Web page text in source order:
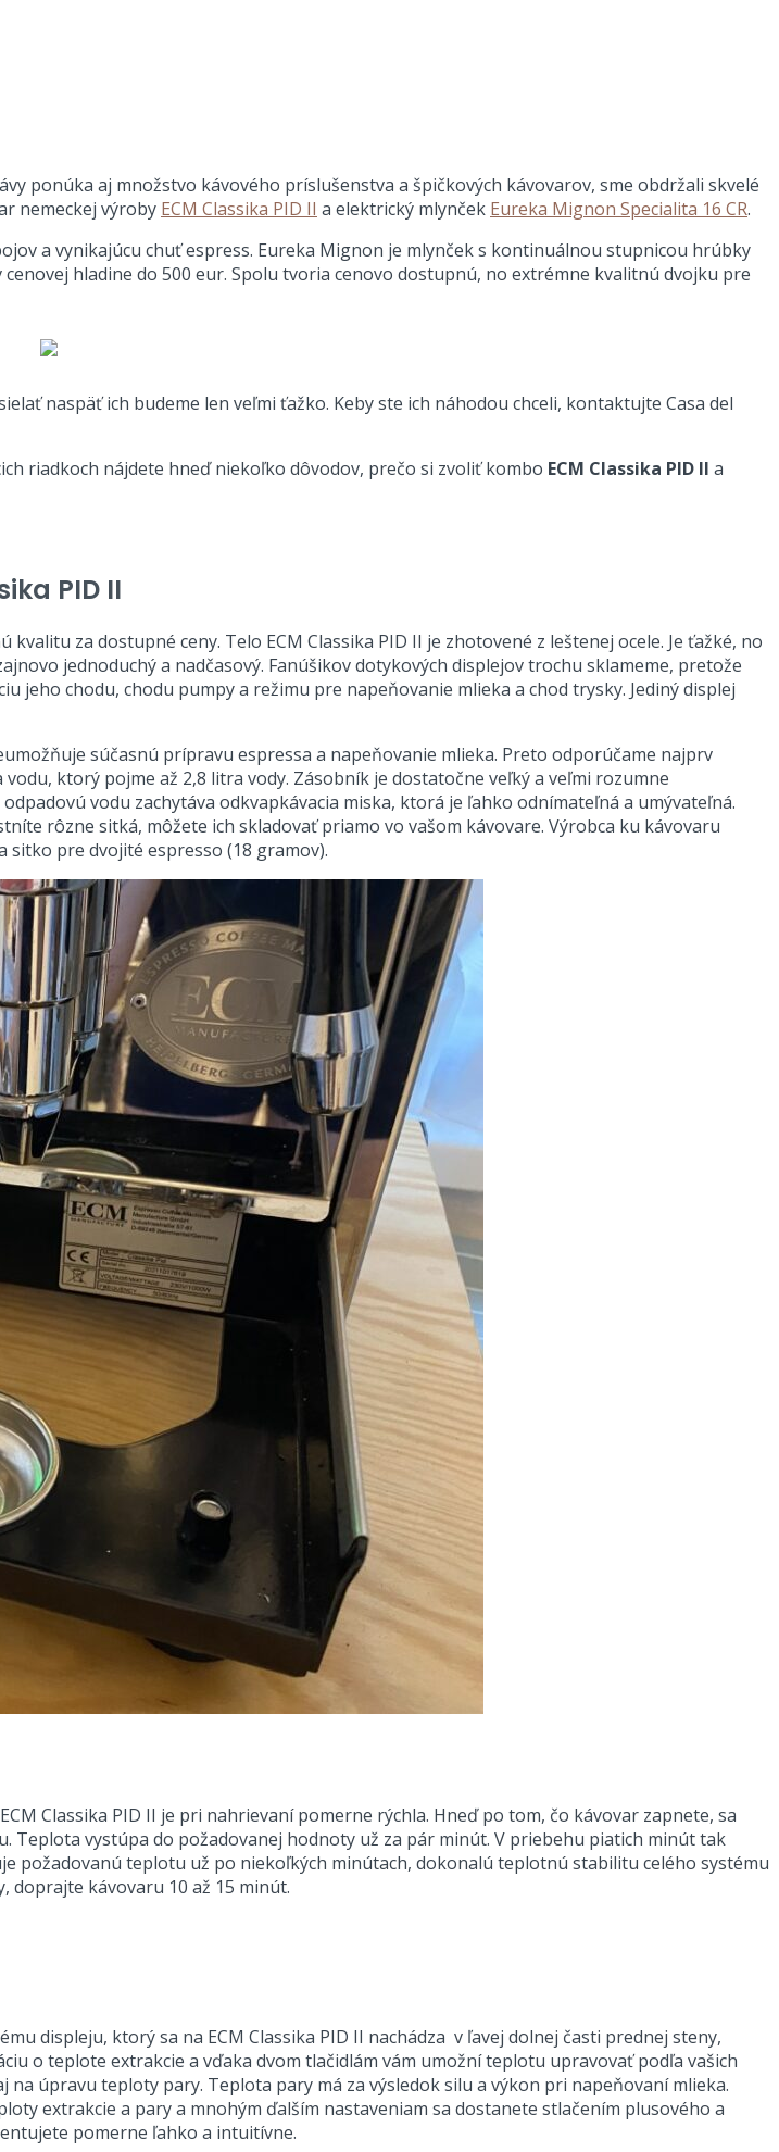
ponúka aj množstvo kávového príslušenstva a špičkových kávovarov, sme obdržali skvelé
nemeckej výroby ECM Classika PID II a elektrický mlynček Eureka Mignon Specialita 16 CR.
a vynikajúcu chuť espress. Eureka Mignon je mlynček s kontinuálnou stupnicou hrúbky
hladine do 500 eur. Spolu tvoria cenovo dostupnú, no extrémne kvalitnú dvojku pre
naspäť ich budeme len veľmi ťažko. Keby ste ich náhodou chceli, kontaktujte Casa del
riadkoch nájdete hneď niekoľko dôvodov, prečo si zvoliť kombo ECM Classika PID II a
PID II
za dostupné ceny. Telo ECM Classika PID II je zhotovené z leštenej ocele. Je ťažké, no
jednoduchý a nadčasový. Fanúšikov dotykových displejov trochu sklameme, pretože
chodu, chodu pumpy a režimu pre napeňovanie mlieka a chod trysky. Jediný displej
súčasnú prípravu espressa a napeňovanie mlieka. Preto odporúčame najprv
ktorý pojme až 2,8 litra vody. Zásobník je dostatočne veľký a veľmi rozumne
vodu zachytáva odkvapkávacia miska, ktorá je ľahko odnímateľná a umývateľná.
rôzne sitká, môžete ich skladovať priamo vo vašom kávovare. Výrobca ku kávovaru
pre dvojité espresso (18 gramov).
Classika PID II je pri nahrievaní pomerne rýchla. Hneď po tom, čo kávovar zapnete, sa
vystúpa do požadovanej hodnoty už za pár minút. V priebehu piatich minút tak
požadovanú teplotu už po niekoľkých minútach, dokonalú teplotnú stabilitu celého systému
doprajte kávovaru 10 až 15 minút.
displeju, ktorý sa na ECM Classika PID II nachádza v ľavej dolnej časti prednej steny,
o teplote extrakcie a vďaka dvom tlačidlám vám umožní teplotu upravovať podľa vašich
úpravu teploty pary. Teplota pary má za výsledok silu a výkon pri napeňovaní mlieka.
extrakcie a pary a mnohým ďalším nastaveniam sa dostanete stlačením plusového a
pomerne ľahko a intuitívne.